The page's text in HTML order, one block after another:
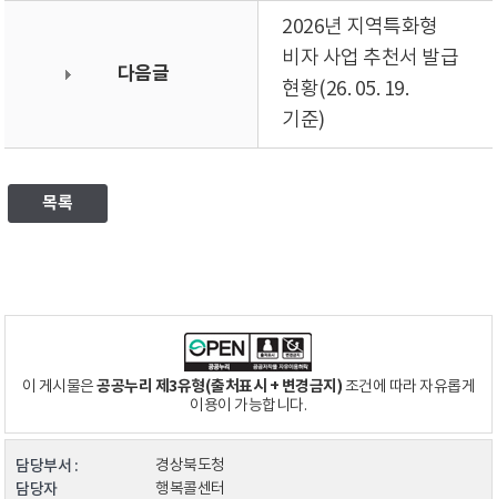
다음글
2026년 지역특화형
비자 사업 추천서 발급
현황(26. 05. 19.
기준)
목록
이 게시물은공공누리 제3유형(출처표시 + 변경금지)조건에 따라 자유롭게
이용이 가능합니다.
담당부서 : 경상북도청
담당자 행복콜센터